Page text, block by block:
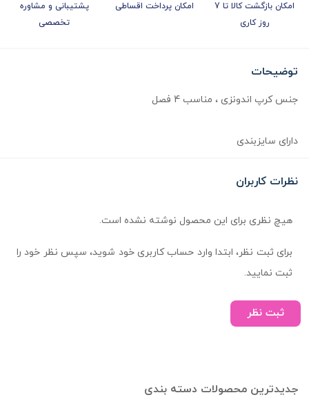
امکان بازگشت کالا تا 7
روز کاری
امکان پرداخت اقساطی
پشتیبانی و مشاوره
تخصصی
توضیحات
جنس کرپ اندونزی ، مناسب 4 فصل
دارای سایزبندی
نظرات کاربران
هیچ نظری برای این محصول نوشته نشده است.
برای ثبت نظر، ابتدا وارد حساب کاربری خود شوید، سپس نظر خود را
ثبت نمایید.
ثبت نظر
جدیدترین محصولات دسته بندی